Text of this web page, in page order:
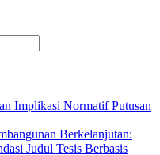
Implikasi Normatif Putusan